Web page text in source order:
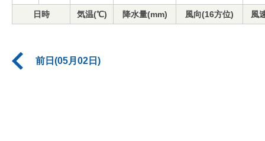
日時 気温(℃) 降水量(mm) 風向(16方位) 風
前日(05月02日)